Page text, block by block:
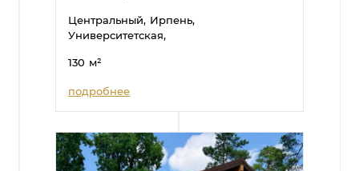
Центральный, Ирпень,
Университетская,
130 м²
подробнее